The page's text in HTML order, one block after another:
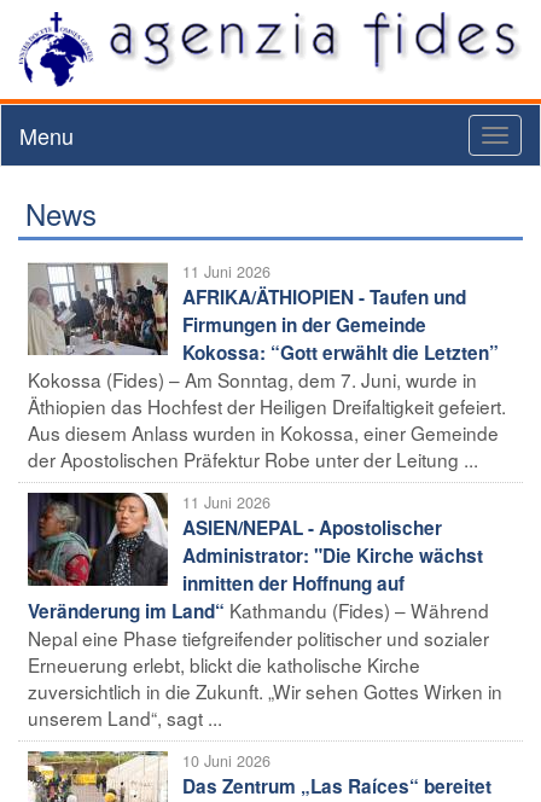
Menu
News
11 Juni 2026
AFRIKA/ÄTHIOPIEN - Taufen und
Firmungen in der Gemeinde
Kokossa: “Gott erwählt die Letzten”
Kokossa (Fides) – Am Sonntag, dem 7. Juni, wurde in
Äthiopien das Hochfest der Heiligen Dreifaltigkeit gefeiert.
Aus diesem Anlass wurden in Kokossa, einer Gemeinde
der Apostolischen Präfektur Robe unter der Leitung ...
11 Juni 2026
ASIEN/NEPAL - Apostolischer
Administrator: "Die Kirche wächst
inmitten der Hoffnung auf
Veränderung im Land“ Kathmandu (Fides) – Während
Nepal eine Phase tiefgreifender politischer und sozialer
Erneuerung erlebt, blickt die katholische Kirche
zuversichtlich in die Zukunft. „Wir sehen Gottes Wirken in
unserem Land“, sagt ...
10 Juni 2026
Das Zentrum „Las Raíces“ bereitet